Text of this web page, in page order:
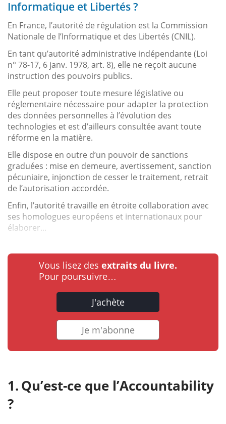
Informatique et Libertés ?
En France, l’autorité de régulation est la Commission
Nationale de l’Informatique et des Libertés (CNIL).
En tant qu’autorité administrative indépendante (Loi
n° 78-17, 6 janv. 1978, art. 8), elle ne reçoit aucune
instruction des pouvoirs publics.
Elle peut proposer toute mesure législative ou
réglementaire nécessaire pour adapter la protection
des données personnelles à l’évolution des
technologies et est d’ailleurs consultée avant toute
réforme en la matière.
Elle dispose en outre d’un pouvoir de sanctions
graduées : mise en demeure, avertissement, sanction
pécuniaire, injonction de cesser le traitement, retrait
de l’autorisation accordée.
Enfin, l’autorité travaille en étroite collaboration avec
ses homologues européens et internationaux pour
élaborer...
Vous lisez des extraits du livre.
Pour poursuivre…
J'achète
Je m'abonne
Qu’est-ce que l’Accountability
?